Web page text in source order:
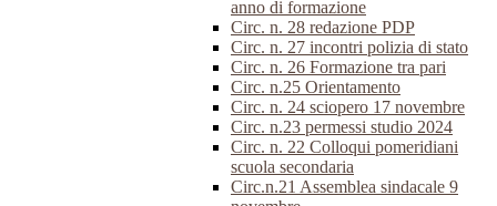
anno di formazione
Circ. n. 28 redazione PDP
Circ. n. 27 incontri polizia di stato
Circ. n. 26 Formazione tra pari
Circ. n.25 Orientamento
Circ. n. 24 sciopero 17 novembre
Circ. n.23 permessi studio 2024
Circ. n. 22 Colloqui pomeridiani
scuola secondaria
Circ.n.21 Assemblea sindacale 9